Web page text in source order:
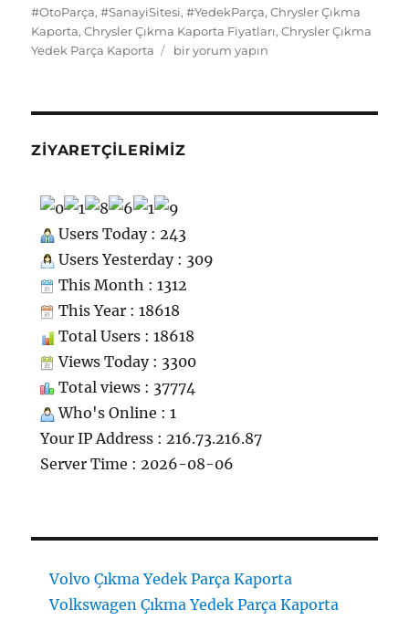
k
ss
ni
m
#OtoParça,#SanayiSitesi,#YedekParça,Chrysler Çıkma
Kaporta,Chrysler Çıkma Kaporta Fiyatları,Chrysler Çıkma
Yedek Parça Kaporta
Chrysler
için
bir yorum yapın
ZIYARETÇILERIMIZ
Users Today : 243
Users Yesterday : 309
This Month : 1312
This Year : 18618
Total Users : 18618
Views Today : 3300
Total views : 37774
Who's Online : 1
Your IP Address : 216.73.216.87
Server Time : 2026-08-06
Volvo Çıkma Yedek Parça Kaporta
Volkswagen Çıkma Yedek Parça Kaporta